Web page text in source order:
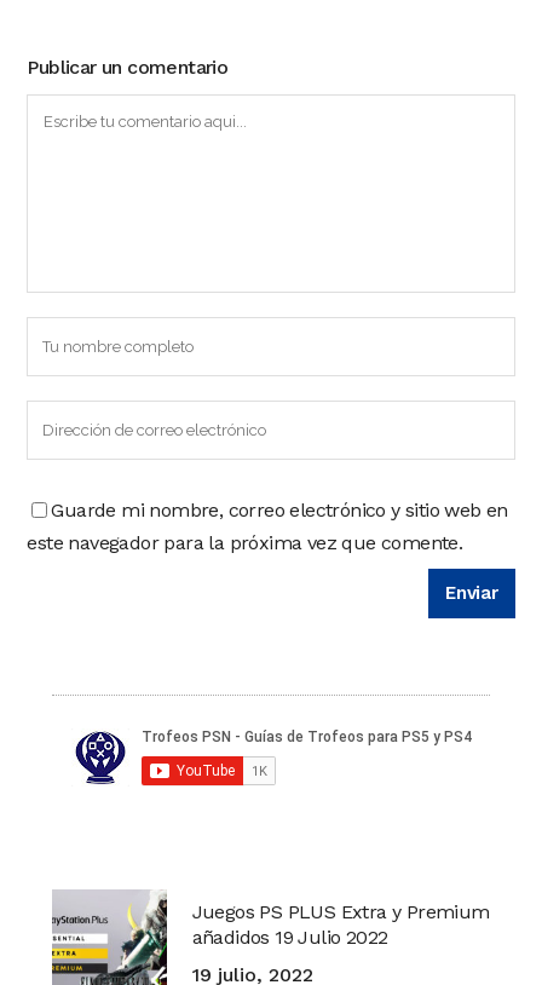
Publicar un comentario
Guarde mi nombre, correo electrónico y sitio web en
este navegador para la próxima vez que comente.
Juegos PS PLUS Extra y Premium
añadidos 19 Julio 2022
19 julio, 2022